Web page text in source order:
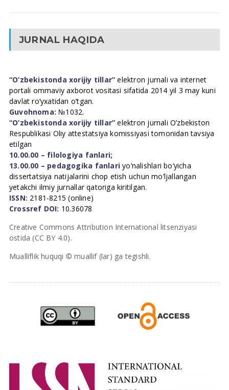
JURNAL HAQIDA
“O’zbekistonda xorijiy tillar” elektron jurnali va internet
portali ommaviy axborot vositasi sifatida 2014 yil 3 may kuni
davlat ro’yxatidan o’tgan.
Guvohnoma: №1032.
“O’zbekistonda xorijiy tillar” elektron jurnali O’zbekiston
Respublikasi Oliy attestatsiya komissiyasi tomonidan tavsiya
etilgan
10.00.00 – filologiya fanlari;
13.00.00 – pedagogika fanlari yo’nalishlari bo’yicha
dissertatsiya natijalarini chop etish uchun mo’ljallangan
yetakchi ilmiy jurnallar qatoriga kiritilgan.
ISSN: 2181-8215 (online)
Crossref DOI: 10.36078
Creative Commons Attribution International litsenziyasi
ostida (CC BY 4.0).
Mualliflik huquqi © muallif (lar) ga tegishli.